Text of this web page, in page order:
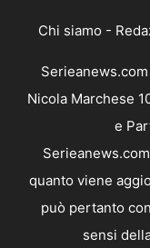
Chi siamo -
Nicola Marchese
e
quanto viene
può pertanto
sensi